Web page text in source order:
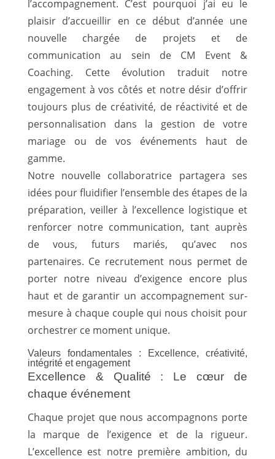
l’accompagnement. C’est pourquoi j’ai eu le
plaisir d’accueillir en ce début d’année une
nouvelle chargée de projets et de
communication au sein de CM Event &
Coaching. Cette évolution traduit notre
engagement à vos côtés et notre désir d’offrir
toujours plus de créativité, de réactivité et de
personnalisation dans la gestion de votre
mariage ou de vos événements haut de
gamme.
Notre nouvelle collaboratrice partagera ses
idées pour fluidifier l’ensemble des étapes de la
préparation, veiller à l’excellence logistique et
renforcer notre communication, tant auprès
de vous, futurs mariés, qu’avec nos
partenaires. Ce recrutement nous permet de
porter notre niveau d’exigence encore plus
haut et de garantir un accompagnement sur-
mesure à chaque couple qui nous choisit pour
orchestrer ce moment unique.
Valeurs fondamentales : Excellence, créativité,
intégrité et engagement
Excellence & Qualité : Le cœur de
chaque événement
Chaque projet que nous accompagnons porte
la marque de l’exigence et de la rigueur.
L’excellence est notre première ambition, du